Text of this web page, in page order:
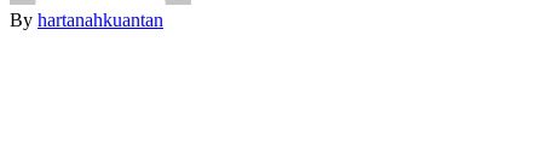
By hartanahkuantan